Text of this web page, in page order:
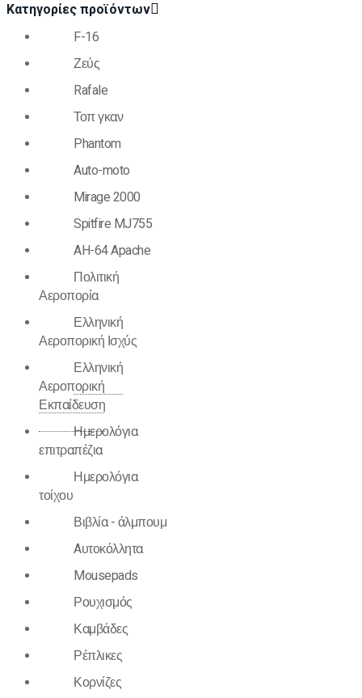
Κατηγορίες προϊόντων
F-16
Ζεύς
Rafale
Τοπ γκαν
Phantom
Auto-moto
Mirage 2000
Spitfire MJ755
AH-64 Apache
Πολιτική
Αεροπορία
Ελληνική
Αεροπορική Ισχύς
Ελληνική
Αεροπορική
Εκπαίδευση
Ημερολόγια
επιτραπέζια
Ημερολόγια
τοίχου
Βιβλία - άλμπουμ
Aυτοκόλλητα
Mousepads
Ρουχισμός
Καμβάδες
Ρέπλικες
Κορνίζες